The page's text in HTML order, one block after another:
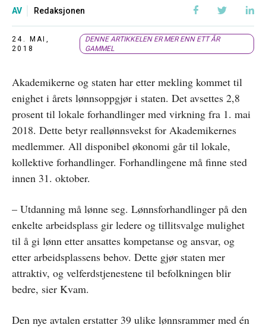
AV Redaksjonen
24. MAI,
2018
DENNE ARTIKKELEN ER MER ENN ETT ÅR
GAMMEL
Akademikerne og staten har etter mekling kommet til
enighet i årets lønnsoppgjør i staten. Det avsettes 2,8
prosent til lokale forhandlinger med virkning fra 1. mai
2018. Dette betyr reallønnsvekst for Akademikernes
medlemmer. All disponibel økonomi går til lokale,
kollektive forhandlinger. Forhandlingene må finne sted
innen 31. oktober.
– Utdanning må lønne seg. Lønnsforhandlinger på den
enkelte arbeidsplass gir ledere og tillitsvalge mulighet
til å gi lønn etter ansattes kompetanse og ansvar, og
etter arbeidsplassens behov. Dette gjør staten mer
attraktiv, og velferdstjenestene til befolkningen blir
bedre, sier Kvam.
Den nye avtalen erstatter 39 ulike lønnsrammer med én